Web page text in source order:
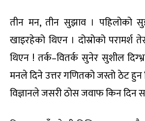
तीन मन, तीन सुझाव । पहिलोको
खाइरहेको थिएन । दोस्रोको परामर्श
थिएन ! तर्क–वितर्क सुनेर सुशील
मनले दिने उत्तर गणितको जस्तो ठेट
विज्ञानले जसरी ठोस जवाफ किन दिन